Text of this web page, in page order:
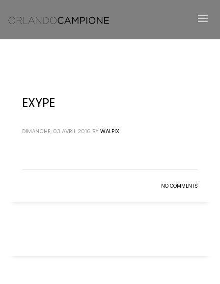
EXYPE
DIMANCHE, 03 AVRIL 2016 BY WALPIX
NO COMMENTS